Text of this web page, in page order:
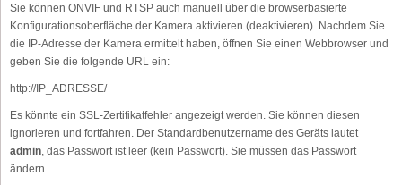
Sie können ONVIF und RTSP auch manuell über die browserbasierte
Konfigurationsoberfläche der Kamera aktivieren (deaktivieren). Nachdem Sie
die IP-Adresse der Kamera ermittelt haben, öffnen Sie einen Webbrowser und
geben Sie die folgende URL ein:
http://IP_ADRESSE/
Es könnte ein SSL-Zertifikatfehler angezeigt werden. Sie können diesen
ignorieren und fortfahren. Der Standardbenutzername des Geräts lautet
admin, das Passwort ist leer (kein Passwort). Sie müssen das Passwort
ändern.